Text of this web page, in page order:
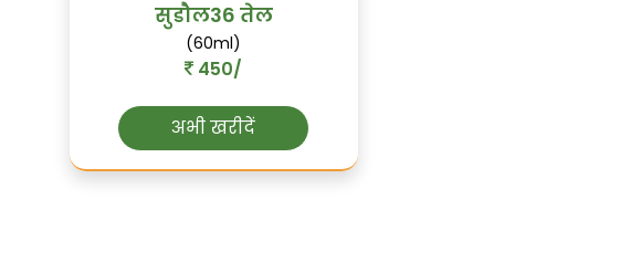
सुडौल36 तेल
(60ml)
450/
अभी खरीदें